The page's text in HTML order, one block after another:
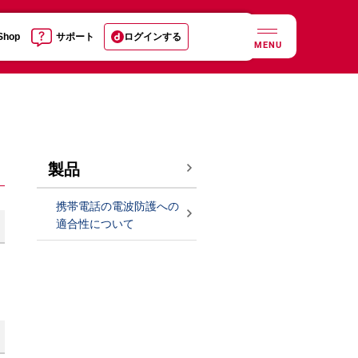
サポート ログインする
MENU
製品
携帯電話の電波防護への
適合性について